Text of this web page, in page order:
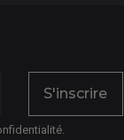
S'inscrire